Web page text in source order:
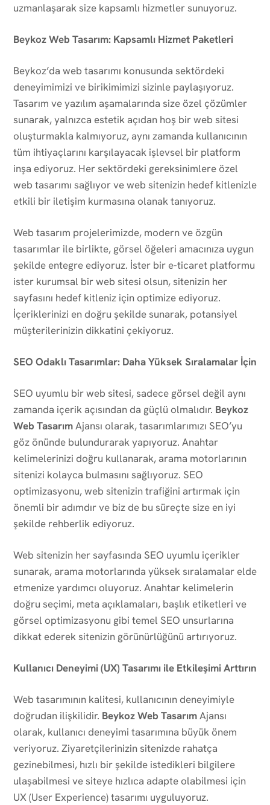
uzmanlaşarak size kapsamlı hizmetler sunuyoruz.
Beykoz Web Tasarım: Kapsamlı Hizmet Paketleri
Beykoz’da web tasarımı konusunda sektördeki
deneyimimizi ve birikimimizi sizinle paylaşıyoruz.
Tasarım ve yazılım aşamalarında size özel çözümler
sunarak, yalnızca estetik açıdan hoş bir web sitesi
oluşturmakla kalmıyoruz, aynı zamanda kullanıcının
tüm ihtiyaçlarını karşılayacak işlevsel bir platform
inşa ediyoruz. Her sektördeki gereksinimlere özel
web tasarımı sağlıyor ve web sitenizin hedef kitlenizle
etkili bir iletişim kurmasına olanak tanıyoruz.
Web tasarım projelerimizde, modern ve özgün
tasarımlar ile birlikte, görsel öğeleri amacınıza uygun
şekilde entegre ediyoruz. İster bir e-ticaret platformu
ister kurumsal bir web sitesi olsun, sitenizin her
sayfasını hedef kitleniz için optimize ediyoruz.
İçeriklerinizi en doğru şekilde sunarak, potansiyel
müşterilerinizin dikkatini çekiyoruz.
SEO Odaklı Tasarımlar: Daha Yüksek Sıralamalar İçin
SEO uyumlu bir web sitesi, sadece görsel değil aynı
zamanda içerik açısından da güçlü olmalıdır. Beykoz
Web TasarımAjansı olarak, tasarımlarımızı SEO’yu
göz önünde bulundurarak yapıyoruz. Anahtar
kelimelerinizi doğru kullanarak, arama motorlarının
sitenizi kolayca bulmasını sağlıyoruz. SEO
optimizasyonu, web sitenizin trafiğini artırmak için
önemli bir adımdır ve biz de bu süreçte size en iyi
şekilde rehberlik ediyoruz.
Web sitenizin her sayfasında SEO uyumlu içerikler
sunarak, arama motorlarında yüksek sıralamalar elde
etmenize yardımcı oluyoruz. Anahtar kelimelerin
doğru seçimi, meta açıklamaları, başlık etiketleri ve
görsel optimizasyonu gibi temel SEO unsurlarına
dikkat ederek sitenizin görünürlüğünü artırıyoruz.
Kullanıcı Deneyimi (UX) Tasarımı ile Etkileşimi Arttırın
Web tasarımının kalitesi, kullanıcının deneyimiyle
doğrudan ilişkilidir. Beykoz Web TasarımAjansı
olarak, kullanıcı deneyimi tasarımına büyük önem
veriyoruz. Ziyaretçilerinizin sitenizde rahatça
gezinebilmesi, hızlı bir şekilde istedikleri bilgilere
ulaşabilmesi ve siteye hızlıca adapte olabilmesi için
UX (User Experience) tasarımı uyguluyoruz.